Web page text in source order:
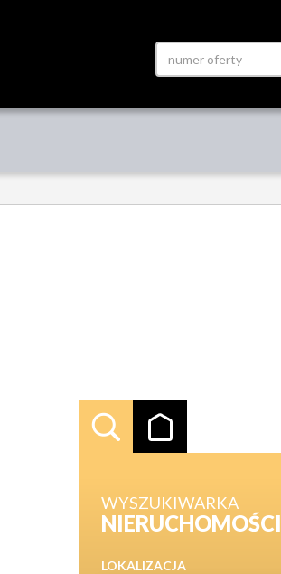
WYSZUKIWARKA
NIERUCHOMOŚCI
LOKALIZACJA